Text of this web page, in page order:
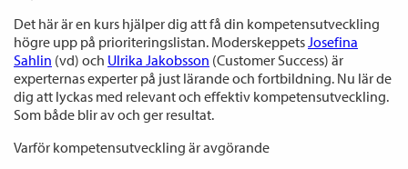
Det här är en kurs hjälper dig att få din kompetensutveckling
högre upp på prioriteringslistan. Moderskeppets Josefina
Sahlin (vd) och Ulrika Jakobsson (Customer Success) är
experternas experter på just lärande och fortbildning. Nu lär de
dig att lyckas med relevant och effektiv kompetensutveckling.
Som både blir av och ger resultat.
Varför kompetensutveckling är avgörande